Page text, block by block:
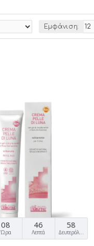
Εμφάνιση:
08
Ώρα
46
Λεπτά
57
Δευτερόλεπτα